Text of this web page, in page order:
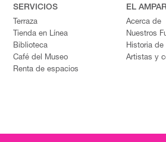
SERVICIOS
Terraza
Tienda en Línea
Biblioteca
Café del Museo
Renta de espacios
EL
Acerca de
Nuestros
Historia
Artistas y